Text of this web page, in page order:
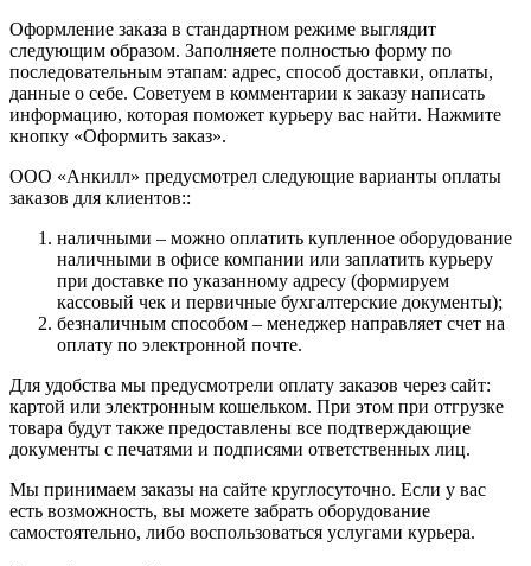
Оформление заказа в стандартном режиме выглядит
следующим образом. Заполняете полностью форму по
последовательным этапам: адрес, способ доставки, оплаты,
данные о себе. Советуем в комментарии к заказу написать
информацию, которая поможет курьеру вас найти. Нажмите
кнопку «Оформить заказ».
ООО «Анкилл» предусмотрел следующие варианты оплаты
заказов для клиентов::
наличными – можно оплатить купленное оборудование
наличными в офисе компании или заплатить курьеру
при доставке по указанному адресу (формируем
кассовый чек и первичные бухгалтерские документы);
безналичным способом – менеджер направляет счет на
оплату по электронной почте.
Для удобства мы предусмотрели оплату заказов через сайт:
картой или электронным кошельком. При этом при отгрузке
товара будут также предоставлены все подтверждающие
документы с печатями и подписями ответственных лиц.
Мы принимаем заказы на сайте круглосуточно. Если у вас
есть возможность, вы можете забрать оборудование
самостоятельно, либо воспользоваться услугами курьера.